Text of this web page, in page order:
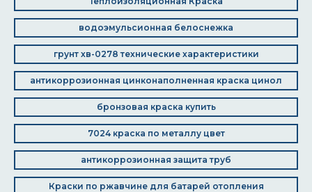
водоэмульсионная белоснежка
грунт хв-0278 технические характеристики
антикоррозионная цинконаполненная краска цинол
бронзовая краска купить
7024 краска по металлу цвет
антикоррозионная защита труб
Краски по ржавчине для батарей отопления